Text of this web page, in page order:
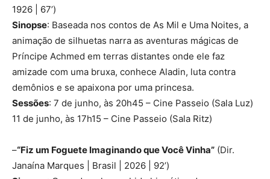
1926 | 67’)
Sinopse: Baseada nos contos de As Mil e Uma Noites, a
animação de silhuetas narra as aventuras mágicas de
Príncipe Achmed em terras distantes onde ele faz
amizade com uma bruxa, conhece Aladin, luta contra
demônios e se apaixona por uma princesa.
Sessões: 7 de junho, às 20h45 – Cine Passeio (Sala Luz)
11 de junho, às 17h15 – Cine Passeio (Sala Ritz)
–“Fiz um Foguete Imaginando que Você Vinha” (Dir.
Janaína Marques | Brasil | 2026 | 92’)